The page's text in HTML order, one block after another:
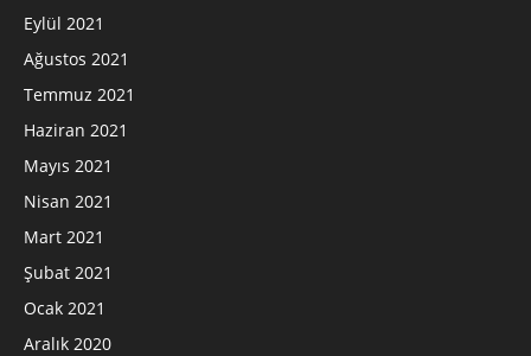
Eylül 2021
Ağustos 2021
Temmuz 2021
Haziran 2021
Mayıs 2021
Nisan 2021
Mart 2021
Şubat 2021
Ocak 2021
Aralık 2020